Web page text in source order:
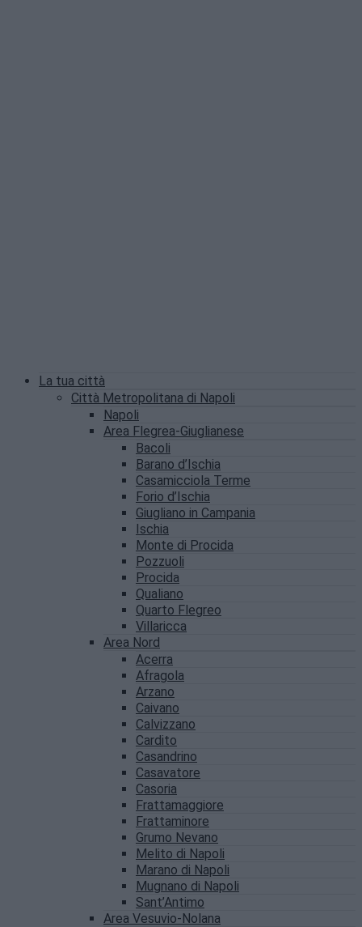
La tua città
Città Metropolitana di Napoli
Napoli
Area Flegrea-Giuglianese
Bacoli
Barano d’Ischia
Casamicciola Terme
Forio d’Ischia
Giugliano in Campania
Ischia
Monte di Procida
Pozzuoli
Procida
Qualiano
Quarto Flegreo
Villaricca
Area Nord
Acerra
Afragola
Arzano
Caivano
Calvizzano
Cardito
Casandrino
Casavatore
Casoria
Frattamaggiore
Frattaminore
Grumo Nevano
Melito di Napoli
Marano di Napoli
Mugnano di Napoli
Sant’Antimo
Area Vesuvio-Nolana